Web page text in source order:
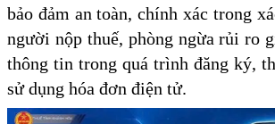
bảo đảm an toàn, chính xác trong
người nộp thuế, phòng ngừa rủi ro
thông tin trong quá trình đăng ký,
sử dụng hóa đơn điện tử.